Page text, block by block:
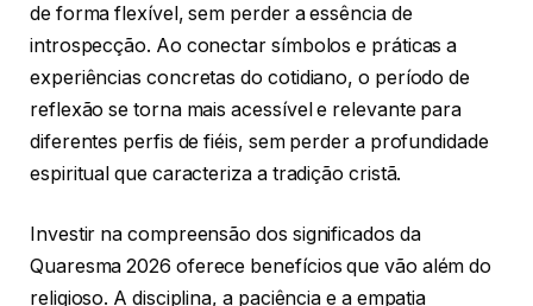
de forma flexível, sem perder a essência de
introspecção. Ao conectar símbolos e práticas a
experiências concretas do cotidiano, o período de
reflexão se torna mais acessível e relevante para
diferentes perfis de fiéis, sem perder a profundidade
espiritual que caracteriza a tradição cristã.
Investir na compreensão dos significados da
Quaresma 2026 oferece benefícios que vão além do
religioso. A disciplina, a paciência e a empatia